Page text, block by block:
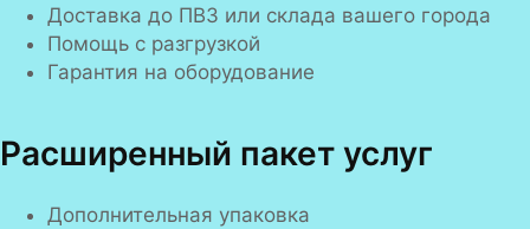
Доставка до ПВЗ или склада вашего города
Помощь с разгрузкой
Гарантия на оборудование
Расширенный пакет услуг
Дополнительная упаковка